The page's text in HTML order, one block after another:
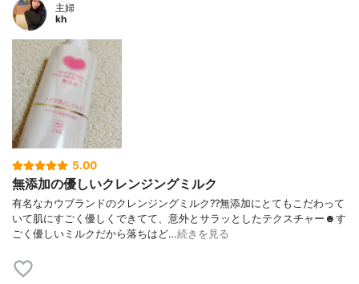
主婦
kh
5.00
無添加の優しいクレンジングミルク
有名なカウブランドのクレンジングミルク??無添加にとてもこだわって
いて肌にすごく優しくできてて、意外とサラッとしたテクスチャー☻す
ごく優しいミルクだから落ちはど…続きを見る